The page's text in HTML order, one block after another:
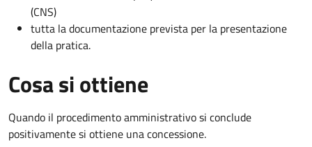
(CNS)
tutta la documentazione prevista per la presentazione
della pratica.
Cosa si ottiene
Quando il procedimento amministrativo si conclude
positivamente si ottiene una concessione.